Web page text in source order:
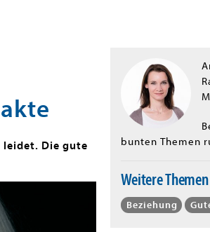
leidet. Die gute
bunten Themen
Weitere Themen
Beziehung